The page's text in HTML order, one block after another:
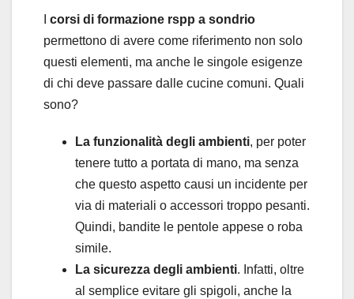
corsi di formazione rspp a sondrio
permettono di avere come riferimento non solo
questi elementi, ma anche le singole esigenze
di chi deve passare dalle cucine comuni. Quali
sono?
La funzionalità degli ambienti, per poter
tenere tutto a portata di mano, ma senza
che questo aspetto causi un incidente per
via di materiali o accessori troppo pesanti.
Quindi, bandite le pentole appese o roba
simile.
La sicurezza degli ambienti. Infatti, oltre
al semplice evitare gli spigoli, anche la